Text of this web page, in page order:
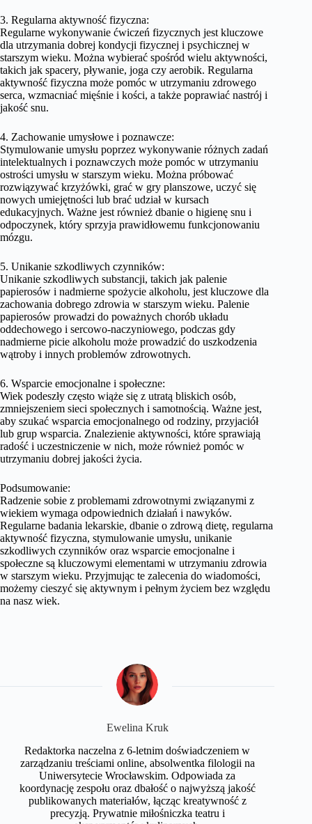
3. Regularna aktywność fizyczna:
Regularne wykonywanie ćwiczeń fizycznych jest kluczowe
dla utrzymania dobrej kondycji fizycznej i psychicznej w
starszym wieku. Można wybierać spośród wielu aktywności,
takich jak spacery, pływanie, joga czy aerobik. Regularna
aktywność fizyczna może pomóc w utrzymaniu zdrowego
serca, wzmacniać mięśnie i kości, a także poprawiać nastrój i
jakość snu.
4. Zachowanie umysłowe i poznawcze:
Stymulowanie umysłu poprzez wykonywanie różnych zadań
intelektualnych i poznawczych może pomóc w utrzymaniu
ostrości umysłu w starszym wieku. Można próbować
rozwiązywać krzyżówki, grać w gry planszowe, uczyć się
nowych umiejętności lub brać udział w kursach
edukacyjnych. Ważne jest również dbanie o higienę snu i
odpoczynek, który sprzyja prawidłowemu funkcjonowaniu
mózgu.
5. Unikanie szkodliwych czynników:
Unikanie szkodliwych substancji, takich jak palenie
papierosów i nadmierne spożycie alkoholu, jest kluczowe dla
zachowania dobrego zdrowia w starszym wieku. Palenie
papierosów prowadzi do poważnych chorób układu
oddechowego i sercowo-naczyniowego, podczas gdy
nadmierne picie alkoholu może prowadzić do uszkodzenia
wątroby i innych problemów zdrowotnych.
6. Wsparcie emocjonalne i społeczne:
Wiek podeszły często wiąże się z utratą bliskich osób,
zmniejszeniem sieci społecznych i samotnością. Ważne jest,
aby szukać wsparcia emocjonalnego od rodziny, przyjaciół
lub grup wsparcia. Znalezienie aktywności, które sprawiają
radość i uczestniczenie w nich, może również pomóc w
utrzymaniu dobrej jakości życia.
Podsumowanie:
Radzenie sobie z problemami zdrowotnymi związanymi z
wiekiem wymaga odpowiednich działań i nawyków.
Regularne badania lekarskie, dbanie o zdrową dietę, regularna
aktywność fizyczna, stymulowanie umysłu, unikanie
szkodliwych czynników oraz wsparcie emocjonalne i
społeczne są kluczowymi elementami w utrzymaniu zdrowia
w starszym wieku. Przyjmując te zalecenia do wiadomości,
możemy cieszyć się aktywnym i pełnym życiem bez względu
na nasz wiek.
Ewelina Kruk
Redaktorka naczelna z 6-letnim doświadczeniem w
zarządzaniu treściami online, absolwentka filologii na
Uniwersytecie Wrocławskim. Odpowiada za
koordynację zespołu oraz dbałość o najwyższą jakość
publikowanych materiałów, łącząc kreatywność z
precyzją. Prywatnie miłośniczka teatru i